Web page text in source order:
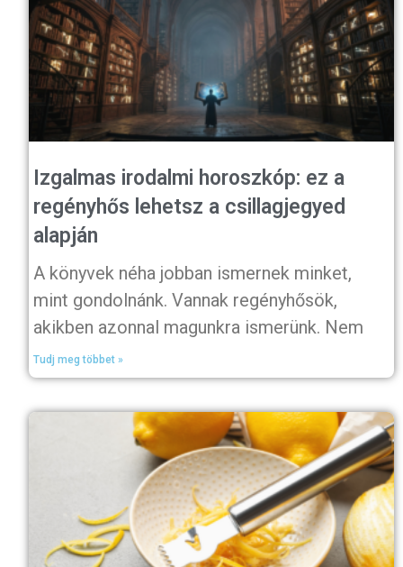
Izgalmas irodalmi horoszkóp: ez a
regényhős lehetsz a csillagjegyed
alapján
A könyvek néha jobban ismernek minket,
mint gondolnánk. Vannak regényhősök,
akikben azonnal magunkra ismerünk. Nem
Tudj meg többet »